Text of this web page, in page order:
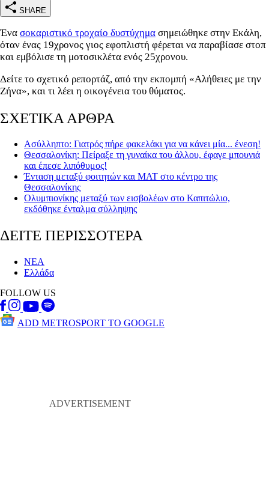
SHARE
Ένα σοκαριστικό τροχαίο δυστύχημα σημειώθηκε στην Εκάλη,
όταν ένας 19χρονος γιος εφοπλιστή φέρεται να παραβίασε στοπ
και εμβόλισε τη μοτοσικλέτα ενός 25χρονου.
Δείτε το σχετικό ρεπορτάζ, από την εκπομπή «Αλήθειες με την
Ζήνα», και τι λέει η οικογένεια του θύματος.
ΣΧΕΤΙΚΑ ΑΡΘΡΑ
Ασύλληπτο: Γιατρός πήρε φακελάκι για να κάνει μία... ένεση!
Θεσσαλονίκη: Πείραξε τη γυναίκα του άλλου, έφαγε μπουνιά
και έπεσε λιπόθυμος!
Ένταση μεταξύ φοιτητών και ΜΑΤ στο κέντρο της
Θεσσαλονίκης
Ολυμπιονίκης μεταξύ των εισβολέων στο Καπιτώλιο,
εκδόθηκε ένταλμα σύλληψης
ΔΕΙΤΕ ΠΕΡΙΣΣΟΤΕΡΑ
ΝΕΑ
Ελλάδα
FOLLOW US
ADD METROSPORT TO GOOGLE